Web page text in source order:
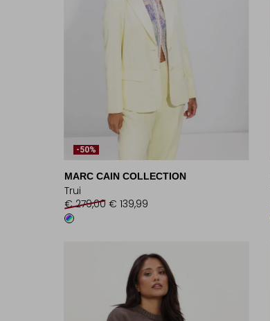
-50%
MARC CAIN COLLECTION
Trui
€ 279,00 € 139,99